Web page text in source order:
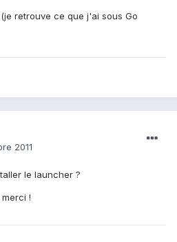
retrouve ce que j'ai sous Go
2011
le launcher ?
!